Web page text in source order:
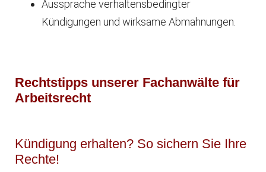
Aussprache verhaltensbedingter
Kündigungen und wirksame Abmahnungen.
Rechtstipps unserer Fachanwälte für
Arbeitsrecht
Kündigung erhalten? So sichern Sie Ihre
Rechte!